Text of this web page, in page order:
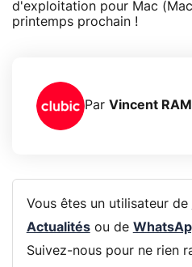
d'exploitation pour Mac
printemps prochain !
Par Vincent
Vous êtes un utilisateur de
Actualitésou de
Suivez-nous pour ne rien